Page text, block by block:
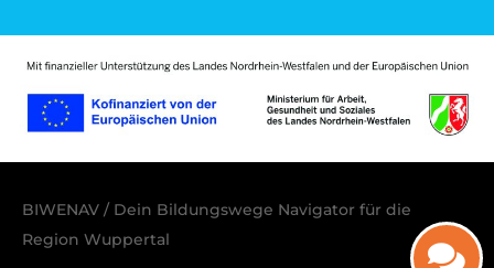
BIWENAV / Dein Bildungswege Navigator für die
Region Wuppertal